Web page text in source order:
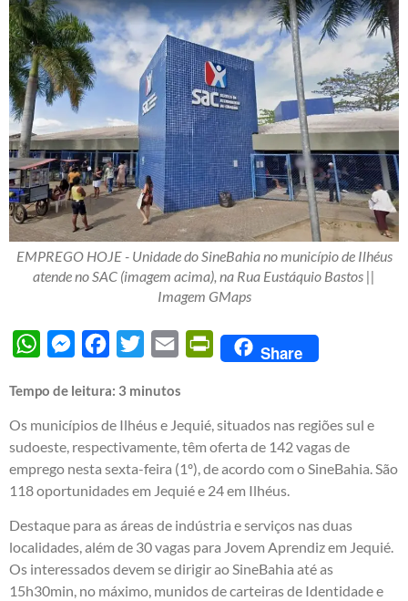
EMPREGO HOJE - Unidade do SineBahia no município de Ilhéus
atende no SAC (imagem acima), na Rua Eustáquio Bastos ||
Imagem GMaps
WhatsAppMessengerFacebook
Twitter Email PrintFriendly
Share
Tempo de leitura: 3 minutos
Os municípios de Ilhéus e Jequié, situados nas regiões sul e
sudoeste, respectivamente, têm oferta de 142 vagas de
emprego nesta sexta-feira (1º), de acordo com o SineBahia. São
118 oportunidades em Jequié e 24 em Ilhéus.
Destaque para as áreas de indústria e serviços nas duas
localidades, além de 30 vagas para Jovem Aprendiz em Jequié.
Os interessados devem se dirigir ao SineBahia até as
15h30min, no máximo, munidos de carteiras de Identidade e